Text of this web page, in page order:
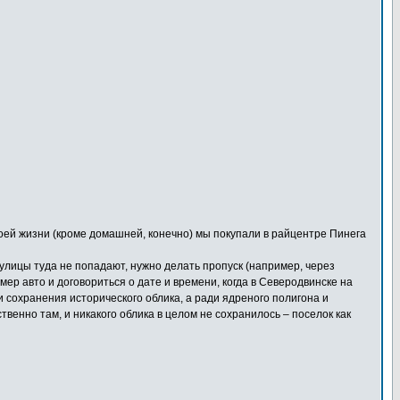
жизни (кроме домашней, конечно) мы покупали в райцентре Пинега
туда не попадают, нужно делать пропуск (например, через
авто и договориться о дате и времени, когда в Северодвинске на
исторического облика, а ради ядреного полигона и
там, и никакого облика в целом не сохранилось – поселок как